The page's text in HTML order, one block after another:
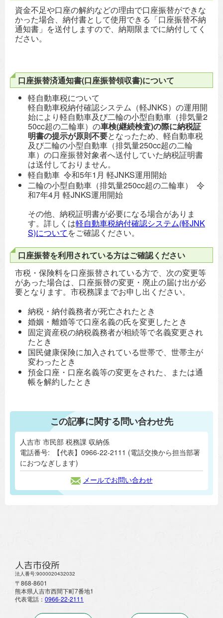
資金不足や口座の解約などの理由で口座振替ができな
かった場合、納付書として使用できる「口座振替不納
通知書」を送付しますので、納期限までに納付してく
ださい。
口座振替済通知書(口座振替領収書)について
軽自動車税について
軽自動車税納付確認システム（軽JNKS）の運用開
始により軽自動車及び二輪の小型自動車（排気量2
50cc超の二輪車）の車検(継続検査)の際に納税証
明書の提示が原則不要となったため、軽自動車税
及び二輪の小型自動車（排気量250cc超の二輪
車）の口座振替対象者へ送付していた納税証明書
は送付しておりません。
軽自動車 令和5年1月 軽JNKS運用開始
二輪の小型自動車（排気量250cc超の二輪車） 令
和7年4月 軽JNKS運用開始
その他、納税証明書が必要になる場合がありま
す。詳しくは軽自動車税納付確認システム(軽JNK
S)についてをご確認ください。
口座振替を利用されている方はご確認ください
市税・保険料を口座振替されている方で、次の変更等
があった場合は、口座振替の変更・廃止の届け出が必
要となります。市税務課までお申し出ください。
納税・納付義務者が死亡されたとき
婚姻・離婚等で口座名義の氏を変更したとき
固定資産税の納税義務者が相続等で名義変更され
たとき
国民健康保険に加入されている世帯で、世帯主が
変わったとき
預金口座・口座名義等の変更をされた、または通
帳を解約したとき
この記事に関する問い合わせ先
人吉市 市民部 税務課 収納係
電話番号:
【代表】0966-22-2111 (電話交換から担当部署
におつなぎします)
メールでお問い合わせ
人吉市役所
法人番号:9000020432032
〒868-8601
熊本県人吉市西間下町7番地1
代表電話： 0966-22-2111